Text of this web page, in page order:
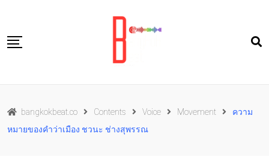
content
Food
bangkokbeat.co Contents Voice Movement
ความ
หมายของคำว่าเมือง ชวนะ ช่างสุพรรณ